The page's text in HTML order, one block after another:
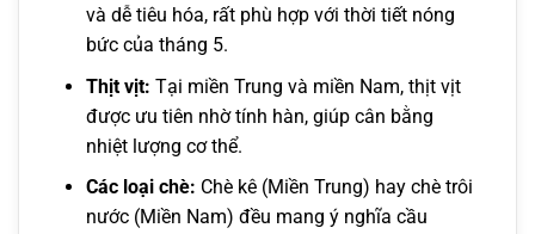
và dễ tiêu hóa, rất phù hợp với thời tiết nóng
bức của tháng 5.
Thịt vịt: Tại miền Trung và miền Nam, thịt vịt
được ưu tiên nhờ tính hàn, giúp cân bằng
nhiệt lượng cơ thể.
Các loại chè: Chè kê (Miền Trung) hay chè trôi
nước (Miền Nam) đều mang ý nghĩa cầu